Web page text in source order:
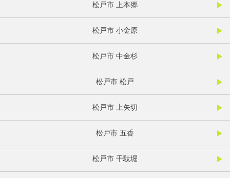
松戸市 上本郷
松戸市 小金原
松戸市 中金杉
松戸市 松戸
松戸市 上矢切
松戸市 五香
松戸市 千駄堀